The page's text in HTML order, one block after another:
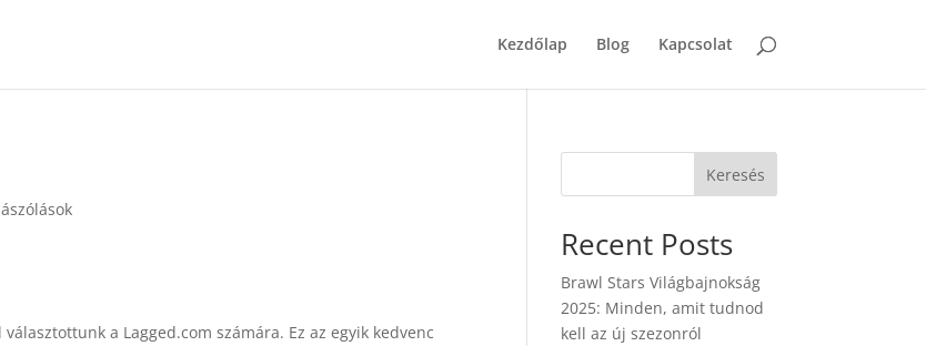
Kezdőlap Blog Kapcsolat
a Lagged.com számára. Ez az egyik kedvenc
Keresés
Recent Posts
Brawl Stars Világbajnokság
2025: Minden, amit tudnod
kell az új szezonról